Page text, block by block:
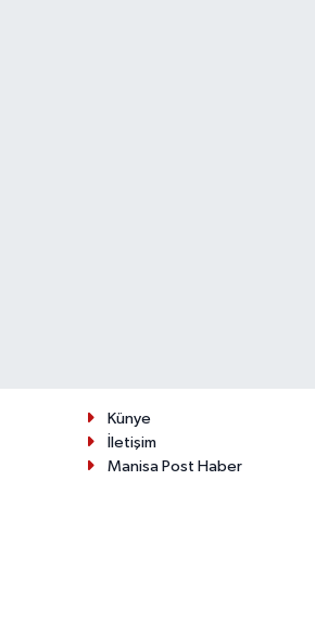
Künye
İletişim
Manisa Post Haber